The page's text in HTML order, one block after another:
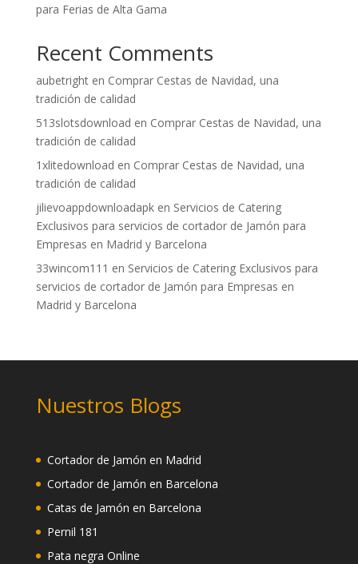
para Ferias de Alta Gama
Recent Comments
aubetrighten Comprar Cestas de Navidad, una
tradición de calidad
513slotsdownload en Comprar Cestas de Navidad, una
tradición de calidad
1xlitedownload en Comprar Cestas de Navidad, una
tradición de calidad
jilievoappdownloadapken Servicios de Catering
Exclusivos para servicios de cortador de Jamón para
Empresas en Madrid y Barcelona
33wincom111 en Servicios de Catering Exclusivos para
servicios de cortador de Jamón para Empresas en
Madrid y Barcelona
Nuestros Blogs
Cortador de Jamón en Madrid
Cortador de Jamón en Barcelona
Catas de Jamón en Barcelona
Pernil 181
Pata negra Online